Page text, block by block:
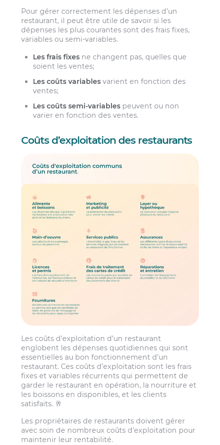
Pour gérer correctement les dépenses d’un
restaurant, il peut être utile de savoir si les
dépenses les plus courantes sont des frais fixes,
variables ou semi-variables.
Les frais fixes ne changent pas, quelles que
soient les ventes;
Les coûts variables varient en fonction des
ventes;
Les coûts semi-variables peuvent ou non
varier en fonction des ventes.
Coûts d’exploitation des restaurants
Les coûts d’exploitation d’un restaurant
englobent les dépenses quotidiennes qui sont
essentielles au bon fonctionnement d’un
restaurant. Ces coûts d’exploitation sont les frais
fixes et variables récurrents qui permettent de
garder le restaurant en opération, la nourriture et
les boissons en disponibles, et les clients
satisfaits. 🥂
Les propriétaires de restaurants doivent gérer
avec soin de nombreux coûts d’exploitation pour
maintenir leur rentabilité.